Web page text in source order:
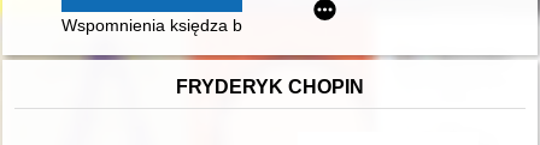
Wspomnienia księdza bibliotekarza z zamierzchłej
FRYDERYK CHOPIN